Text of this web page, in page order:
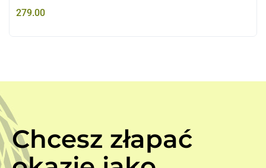
279.00
Chcesz złapać